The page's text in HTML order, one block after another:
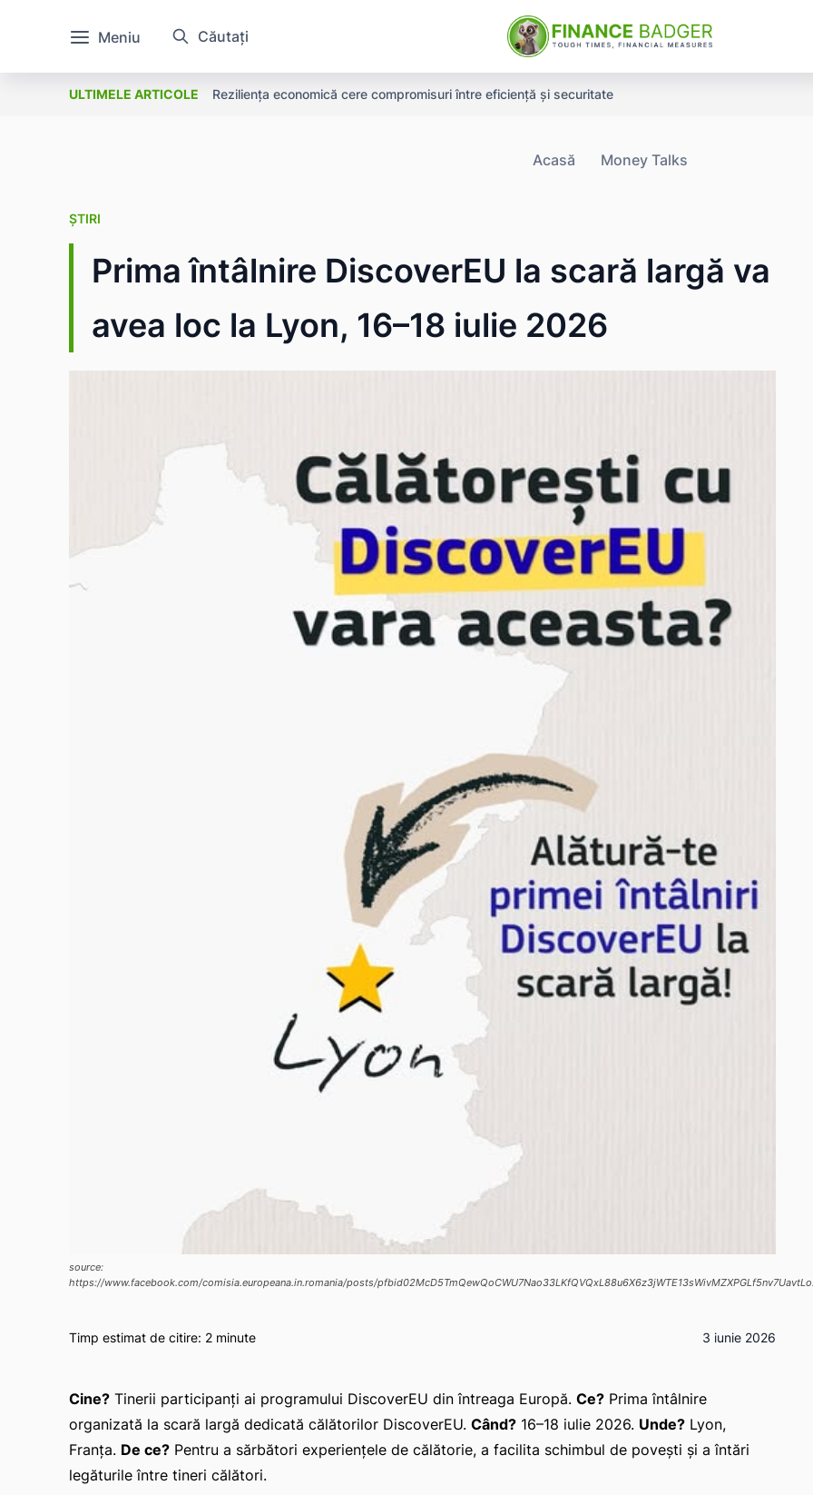
Meniu Căutați
ULTIMELE ARTICOLE Reziliența economică cere compromisuri între eficiență și securitate
Acasă Money Talks
ȘTIRI
Prima întâlnire DiscoverEU la scară largă va
avea loc la Lyon, 16–18 iulie 2026
source:
https://www.facebook.com/comisia.europeana.in.romania/posts/
Timp estimat de citire: 2 minute 3 iunie 2026
Cine? Tinerii participanți ai programului DiscoverEU din întreaga Europă. Ce? Prima întâlnire
organizată la scară largă dedicată călătorilor DiscoverEU. Când? 16–18 iulie 2026. Unde? Lyon,
Franța. De ce? Pentru a sărbători experiențele de călătorie, a facilita schimbul de povești și a întări
legăturile între tineri călători.